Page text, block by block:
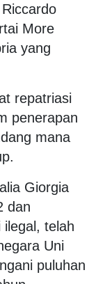
More
yang
repatriasi
penerapan
mana
Giorgia
dan
ilegal, telah
Uni
puluhan